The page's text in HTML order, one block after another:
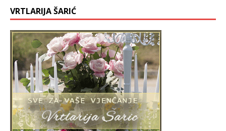
VRTLARIJA ŠARIĆ